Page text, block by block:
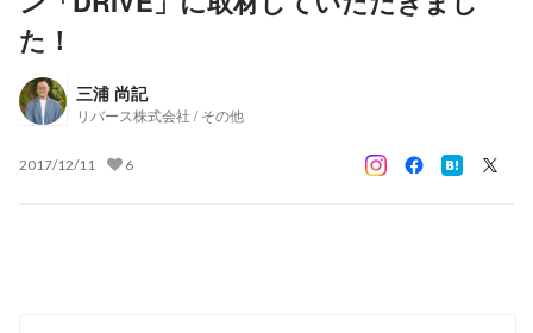
た！
三浦 尚記
リバース株式会社 / その他
2017/12/11 6